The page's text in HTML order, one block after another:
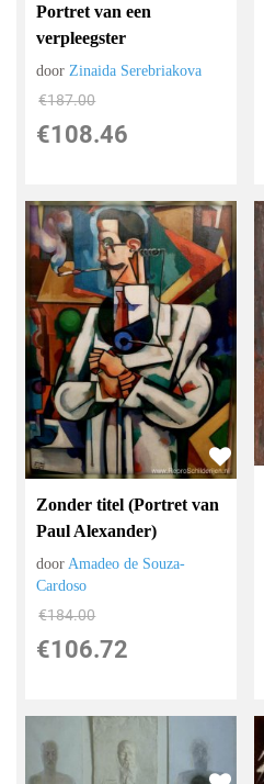
Portret van een
verpleegster
door Zinaida Serebriakova
€187.00
€108.46
Zonder titel (Portret van
Paul Alexander)
doorAmadeo de Souza-
Cardoso
€184.00
€106.72